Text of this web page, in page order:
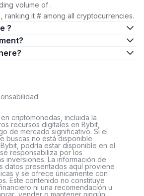
volume of .
ranking it # among all cryptocurrencies.
?
are there?
criptomonedas, incluida la
recursos digitales en Bybit,
de mercado significativo. Si el
buscas no está disponible
podría estar disponible en el
responsabiliza por los
inversiones. La información de
datos presentados aquí proviene
y se ofrece únicamente con
Este contenido no constituye
ni una recomendación u
vender o mantener ningún